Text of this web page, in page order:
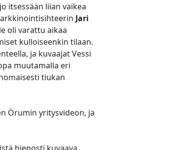
itsessään liian vaikea
Jari
oli varattu aikaa
kulloiseenkin tilaan.
ja kuvaajat Vessi
muutamalla eri
tiukan
Örumin yritysvideon, ja